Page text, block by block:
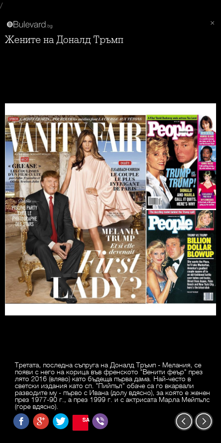
/
Жените на Доналд Тръмп
Третата, последна съпруга на Доналд Тръмп - Мелания, се
появи с него на корица във френското "Венити феър" през
лято 2016 (вляво) като бъдеща първа дама. Най-често в
светски издания като сп. "Пийпъл" обаче са го вкарвали
разводите му - първо с Ивана (долу вдясно), за която е женен
през 1977-90 г., а през 1999 г. и с актрисата Марла Мейпълс
(горе вдясно).
SAVE